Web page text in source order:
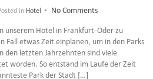
in Hotel • No Comments
unserem Hotel in Frankfurt-Oder zu
Fall etwas Zeit einplanen, um in den Parks
den letzten Jahrzehnten sind viele
worden. So entstand im Laufe der Zeit
Park der Stadt […]